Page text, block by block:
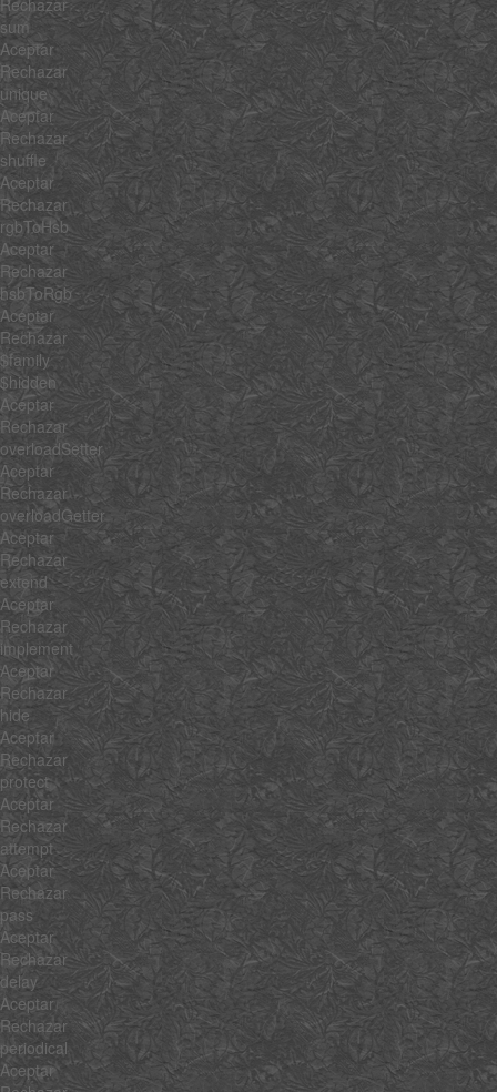
sum
Aceptar
Rechazar
unique
Aceptar
Rechazar
shuffle
Aceptar
Rechazar
rgbToHsb
Aceptar
Rechazar
hsbToRgb
Aceptar
Rechazar
$family
$hidden
Aceptar
Rechazar
overloadSetter
Aceptar
Rechazar
overloadGetter
Aceptar
Rechazar
extend
Aceptar
Rechazar
implement
Aceptar
Rechazar
hide
Aceptar
Rechazar
protect
Aceptar
Rechazar
attempt
Aceptar
Rechazar
pass
Aceptar
Rechazar
delay
Aceptar
Rechazar
periodical
Aceptar